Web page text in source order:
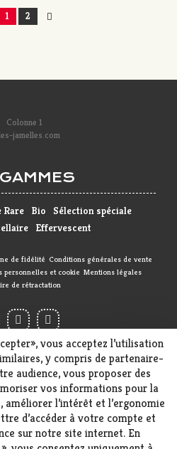
1 2
jamelles.com
Rare Bio
Sélection spéciale
Effervescent
de fidélité Conditions générales de vente
personnelles et cookie Mentions légales
de rétractation
DE BOISSONS
DE MOINS DE 18 ANS
l'acheteur est exigée au moment
vous acceptez l’utilisation
y compris de partenaire-
audience, vous proposer des
vos informations pour la
l’intérêt et l’ergonomie
d’accéder à votre compte et
sur notre site internet. En